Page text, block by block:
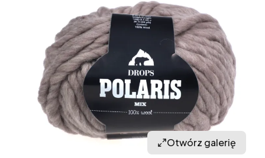
Otwórz galerię